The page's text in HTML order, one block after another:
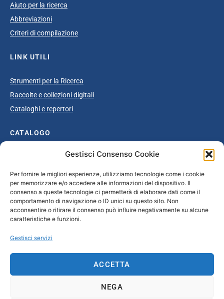
Gestisci Consenso Cookie
Per fornire le migliori esperienze, utilizziamo tecnologie come i cookie
per memorizzare e/o accedere alle informazioni del dispositivo. Il
consenso a queste tecnologie ci permetterà di elaborare dati come il
comportamento di navigazione o ID unici su questo sito. Non
acconsentire o ritirare il consenso può influire negativamente su alcune
caratteristiche e funzioni.
Gestisci servizi
ACCETTA
NEGA
Aiuto per la ricerca
Abbreviazioni
Criteri di compilazione
LINK UTILI
Strumenti per la Ricerca
Raccolte e collezioni digitali
Cataloghi e repertori
CATALOGO
Catalogo completo
Ottocento
Età giolittiana
Grande Guerra e dopoguerra
Fascismo
Secondo dopoguerra / Età repubblicana
info@unsecolodicartavenezia.it